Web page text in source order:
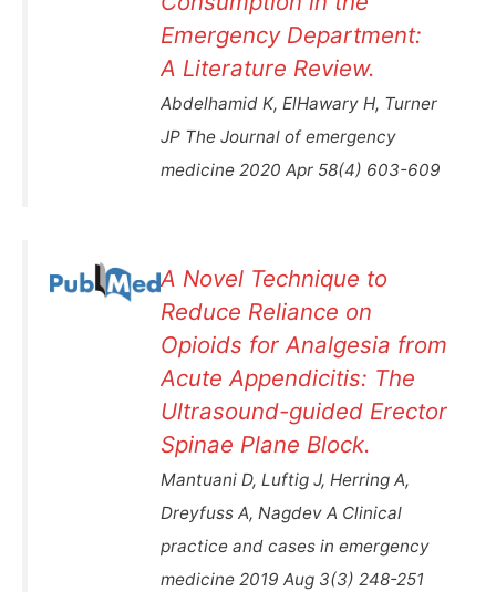
Emergency Department:
A Literature Review.
Abdelhamid K, ElHawary H, Turner
JP The Journal of emergency
medicine 2020 Apr 58(4) 603-609
A Novel Technique to
Reduce Reliance on
Opioids for Analgesia from
Acute Appendicitis: The
Ultrasound-guided Erector
Spinae Plane Block.
Mantuani D, Luftig J, Herring A,
Dreyfuss A, Nagdev A Clinical
practice and cases in emergency
medicine 2019 Aug 3(3) 248-251